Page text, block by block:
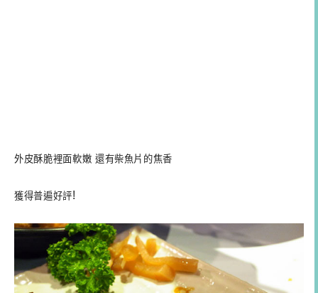
外皮酥脆裡面軟嫩 還有柴魚片的焦香
獲得普遍好評!